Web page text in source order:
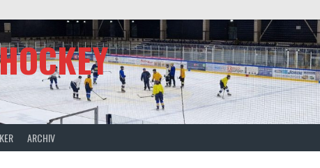
ARCHIV